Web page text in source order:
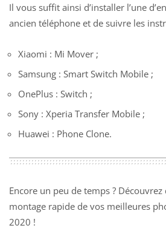
Il vous suffit ainsi d’installer l’une
ancien téléphone et de suivre les
Xiaomi : Mi Mover ;
Samsung : Smart Switch Mobile ;
OnePlus : Switch ;
Sony : Xperia Transfer Mobile ;
Huawei : Phone Clone.
Encore un peu de temps ? Découvrez
montage rapide de vos meilleures
2020 !